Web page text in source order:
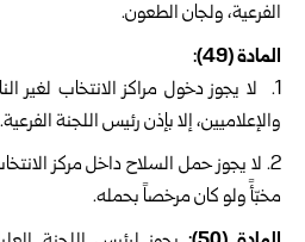
الفرعية، ولجان الطعون.
المادة (49):
لا يجوز دخول مراكز الانتخاب لغير
والإعلاميين، إلا بإذن رئيس اللجنة الفرعية.
لا يجوز حمل السلاح داخل مركز
مخبّأً ولو كان مرخصاً بحمله.